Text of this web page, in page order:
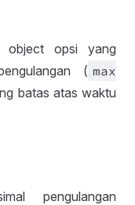
object opsi yang
( max
batas atas waktu
pengulangan